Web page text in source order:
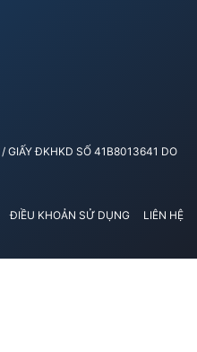
ĐKHKD SỐ 41B8013641 DO
ĐIỀU KHOẢN SỬ DỤNG LIÊN HỆ